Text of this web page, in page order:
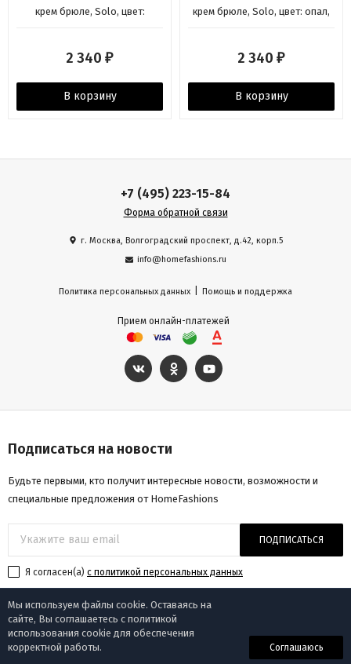
крем брюле, Solo, цвет:
2 340 ₽
В корзину
крем брюле, Solo, цвет: опал,
2 340 ₽
В корзину
+7 (495) 223-15-84
Форма обратной связи
г. Москва, Волгоградский проспект, д.42, корп.5
info@homefashions.ru
Политика персональных данных Помощь и поддержка
Прием онлайн-платежей
Подписаться на новости
Будьте первыми, кто получит интересные новости, возможности и
специальные предложения от HomeFashions
ПОДПИСАТЬСЯ
Я согласен(a) с политикой персональных данных
© «Homefashions», 2009-2025
Мы используем файлы cookie. Оставаясь на
сайте, Вы соглашаетесь с политикой
использования cookie для обеспечения
корректной работы.
Соглашаюсь